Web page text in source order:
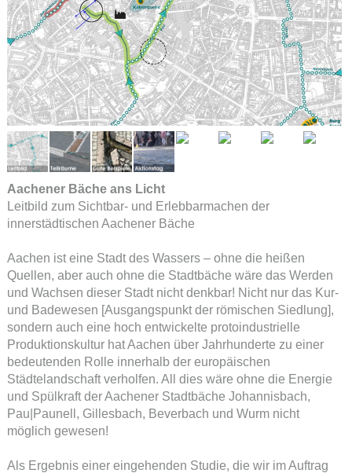
Aachener Bäche ans Licht
Leitbild zum Sichtbar- und Erlebbarmachen der
innerstädtischen Aachener Bäche
Aachen ist eine Stadt des Wassers – ohne die heißen
Quellen, aber auch ohne die Stadtbäche wäre das Werden
und Wachsen dieser Stadt nicht denkbar! Nicht nur das Kur-
und Badewesen [Ausgangspunkt der römischen Siedlung],
sondern auch eine hoch entwickelte protoindustrielle
Produktionskultur hat Aachen über Jahrhunderte zu einer
bedeutenden Rolle innerhalb der europäischen
Städtelandschaft verholfen. All dies wäre ohne die Energie
und Spülkraft der Aachener Stadtbäche Johannisbach,
Pau|Paunell, Gillesbach, Beverbach und Wurm nicht
möglich gewesen!
Als Ergebnis einer eingehenden Studie, die wir im Auftrag